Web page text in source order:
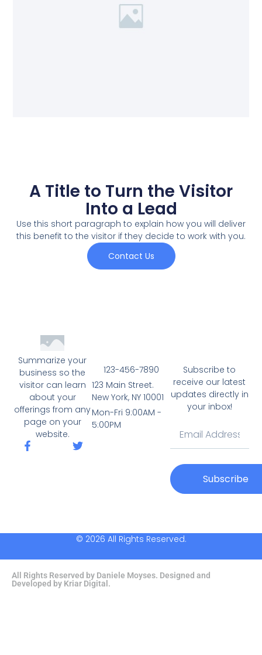
A Title to Turn the Visitor
Into a Lead
Use this short paragraph to explain how you will deliver
this benefit to the visitor if they decide to work with you.
Contact Us
Summarize your
business so the
visitor can learn
about your
offerings from any
page on your
website.
123-456-7890
123 Main Street.
New York, NY 10001
Mon-Fri 9:00AM -
5:00PM
Subscribe to
receive our latest
updates directly in
your inbox!
Subscribe
© 2026 All Rights Reserved.
All Rights Reserved by Daniele Moyses. Designed and
Developed by Kriar Digital.